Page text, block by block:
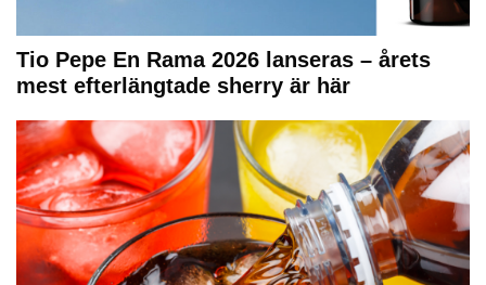
Tio Pepe En Rama 2026 lanseras – årets
mest efterlängtade sherry är här